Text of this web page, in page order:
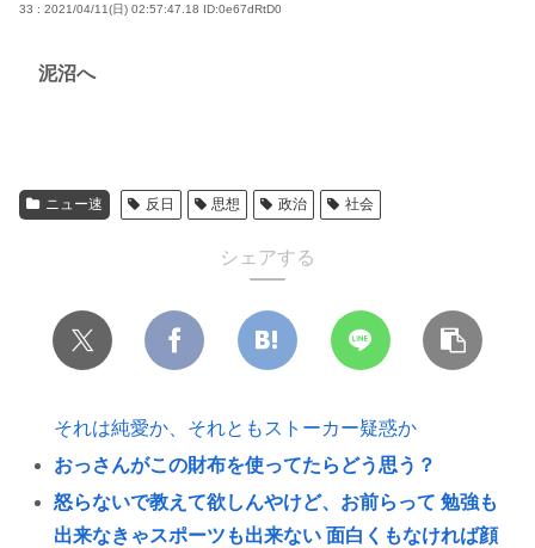
33 : 2021/04/11(日) 02:57:47.18 ID:0e67dRtD0
泥沼へ
ニュー速 反日 思想 政治 社会
シェアする
それは純愛か、それともストーカー疑惑か
おっさんがこの財布を使ってたらどう思う？
怒らないで教えて欲しんやけど、お前らって 勉強も
出来なきゃスポーツも出来ない 面白くもなければ顔